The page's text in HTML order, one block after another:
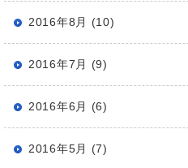
2016年8月 (10)
2016年7月 (9)
2016年6月 (6)
2016年5月 (7)